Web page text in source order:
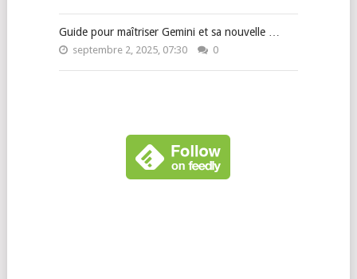
Guide pour maîtriser Gemini et sa nouvelle …
septembre 2, 2025, 07:30 0